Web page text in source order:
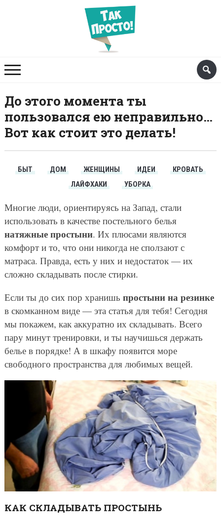
До этого момента ты
пользовался ею неправильно…
Вот как стоит это делать!
БЫТ ДОМ ЖЕНЩИНЫ ИДЕИ
КРОВАТЬ
ЛАЙФХАКИ
УБОРКА
Многие люди, ориентируясь на Запад, стали
использовать в качестве постельного белья
натяжные простыни. Их плюсами являются
комфорт и то, что они никогда не сползают с
матраса. Правда, есть у них и недостаток — их
сложно складывать после стирки.
Если ты до сих пор хранишь простыни на резинке
в скомканном виде — эта статья для тебя! Сегодня
мы покажем, как аккуратно их складывать. Всего
пару минут тренировки, и ты научишься держать
белье в порядке! А в шкафу появится море
свободного пространства для любимых вещей.
КАК СКЛАДЫВАТЬ ПРОСТЫНЬ